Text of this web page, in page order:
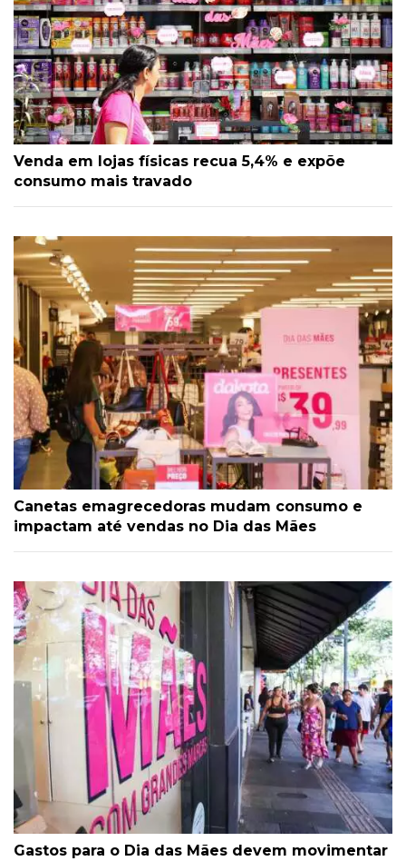
Venda em lojas físicas recua 5,4% e expõe
consumo mais travado
Canetas emagrecedoras mudam consumo e
impactam até vendas no Dia das Mães
Gastos para o Dia das Mães devem movimentar